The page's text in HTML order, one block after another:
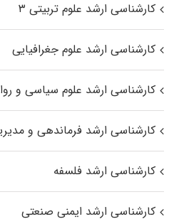
کارشناسی ارشد علوم تربیتی ۳
کارشناسی ارشد علوم جغرافیایی
کارشناسی ارشد علوم سیاسی و
کارشناسی ارشد فرماندهی و
کارشناسی ارشد فلسفه
کارشناسی ارشد ایمنی صنعتی